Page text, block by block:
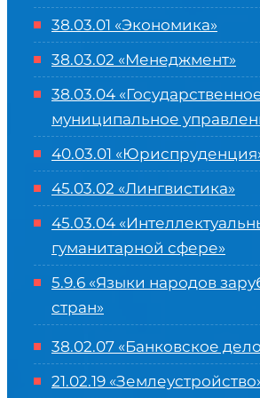
38.03.01 «Экономика»
38.03.02 «Менеджмент»
38.03.04
муниципальное
40.03.01
45.03.02 «Лингвистика»
45.03.04 «
гуманитарной сфере»
5.9.6 «Языки народов
стран»
38.02.07 «Банковское
21.02.19